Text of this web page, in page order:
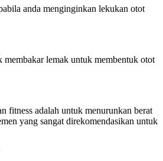
anda menginginkan lekukan otot
membakar lemak untuk membentuk otot
fitness adalah untuk menurunkan berat
yang sangat direkomendasikan untuk